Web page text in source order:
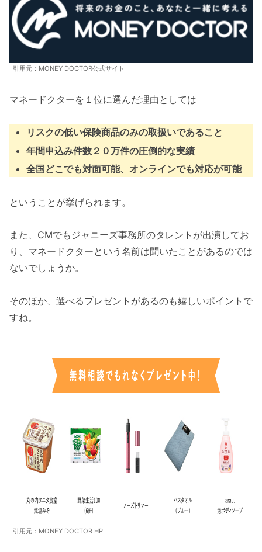
引用元：MONEY DOCTOR公式サイト
マネードクターを１位に選んだ理由としては
リスクの低い保険商品のみの取扱いであること
年間申込み件数２０万件の圧倒的な実績
全国どこでも対面可能、オンラインでも対応が可能
ということが挙げられます。
また、CMでもジャニーズ事務所のタレントが出演してお
り、マネードクターという名前は聞いたことがあるのでは
ないでしょうか。
そのほか、選べるプレゼントがあるのも嬉しいポイントで
すね。
引用元：MONEY DOCTOR HP